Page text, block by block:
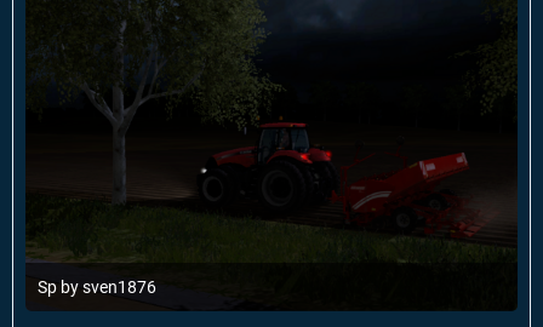
Sp by sven1876
19. Mai 2014 um 12:37